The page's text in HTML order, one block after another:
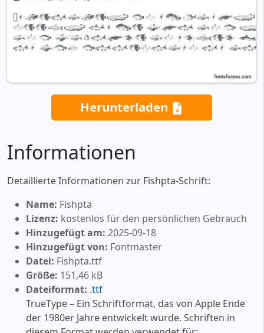
Herunterladen
Informationen
Detaillierte Informationen zur Fishpta-Schrift:
Name: Fishpta
Lizenz: kostenlos für den persönlichen Gebrauch
Hinzugefügt am: 2025-09-18
Hinzugefügt von: Fontmaster
Datei: Fishpta.ttf
Größe: 151,46 kB
Dateiformat: .ttf
TrueType – Ein Schriftformat, das von Apple Ende
der 1980er Jahre entwickelt wurde. Schriften in